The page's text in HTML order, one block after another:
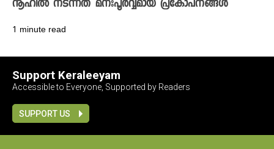
നൂഹിൽ നടന്നത് മനഃപൂർവ്വമായ പ്രകോപനങ്ങൾ
1 minute read
Support Keraleeyam
Accessible to Everyone, Supported by Readers
SUPPORT US